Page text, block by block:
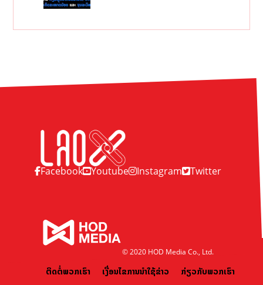
Facebook Youtube Instagram Twitter
© 2020 HOD Media Co., Ltd.
ຕິດຕໍ່ພວກເຮົາ ເງື່ອນໄຂການນຳໃຊ້ຂ່າວ ກ່ຽວກັບພວກເຮົາ